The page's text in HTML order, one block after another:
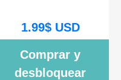
1.99$USD
Comprar y
desbloquear